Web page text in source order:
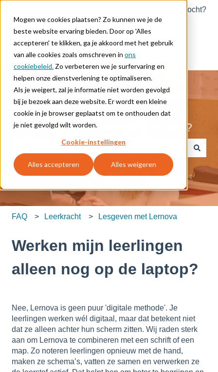
Mogen we cookies plaatsen? Zo kunnen we je de
beste website ervaring bieden. Door op 'Alles
accepteren' te klikken, ga je akkoord met het gebruik
van alle cookies zoals omschreven in ons
cookiebeleid. Zo verbeteren we je surfervaring en
helpen onze dienstverlening te optimaliseren.
Als je weigert, zal je informatie niet worden gevolgd
bij je bezoek aan deze website. Er wordt een kleine
cookie in je browser geplaatst om te onthouden dat
je niet gevolgd wilt worden.
Cookie-instellingen
Alles accepteren Alles weigeren
Niet gevonden wat je zocht?
Welkom. Hoe kunnen we je helpen?
Er zijn geen suggesties want het zoekveld is leeg.
FAQ Leerkracht Lesgeven met Lernova
Werken mijn leerlingen
alleen nog op de laptop?
Nee, Lernova is geen puur 'digitale methode'. Je
leerlingen werken wél digitaal, maar dat betekent niet
dat ze alleen achter hun scherm zitten. Wij raden sterk
aan om Lernova te combineren met een schrift of een
map. Zo noteren leerlingen opnieuw met de hand,
maken ze schema’s, vatten ze samen en verwerken ze